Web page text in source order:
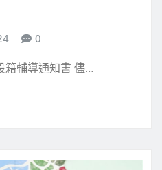
0
籍輔導通知書 儘…